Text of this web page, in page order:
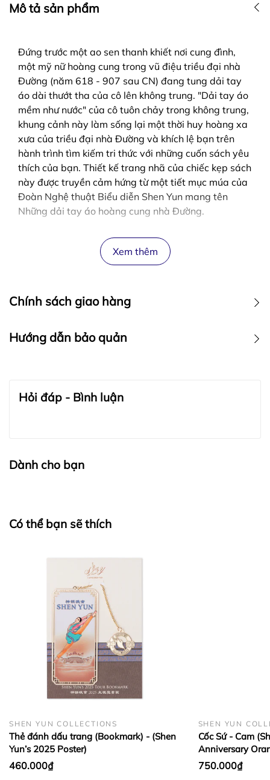
Mô tả sản phẩm
Đứng trước một ao sen thanh khiết nơi cung đình,
một mỹ nữ hoàng cung trong vũ điệu triều đại nhà
Đường (năm 618 - 907 sau CN) đang tung dải tay
áo dài thướt tha của cô lên không trung. "Dải tay áo
mềm như nước" của cô tuôn chảy trong không trung,
khung cảnh này làm sống lại một thời huy hoàng xa
xưa của triều đại nhà Đường và khích lệ bạn trên
hành trình tìm kiếm tri thức với những cuốn sách yêu
thích của bạn. Thiết kế trang nhã của chiếc kẹp sách
này được truyền cảm hứng từ một tiết mục múa của
Đoàn Nghệ thuật Biểu diễn Shen Yun mang tên
Những dải tay áo hoàng cung nhà Đường.
Xem thêm
Chính sách giao hàng
Hướng dẫn bảo quản
BẢO QUẢN LỤA VÀ CASHMERE:
Hỏi đáp - Bình luận
Dành cho bạn
Có thể bạn sẽ thích
SHEN YUN COLLECTIONS
Thẻ đánh dấu trang (Bookmark) - (Shen
Yun’s 2025 Poster)
460.000₫
SHEN YUN
Cốc Sứ - Cam
Anniversary
750.000₫